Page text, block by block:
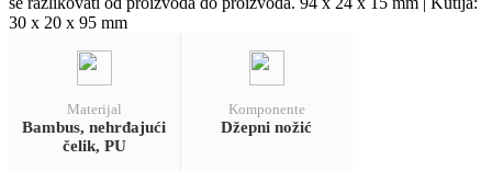
30 x 20 x 95 mm
Materijal
Bambus, nehrđajući
čelik, PU
Komponente
Džepni nožić